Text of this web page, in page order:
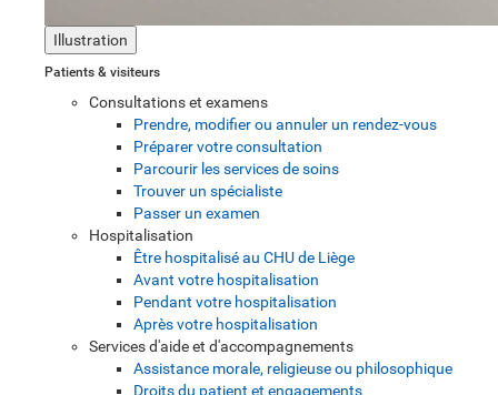
Illustration
Patients & visiteurs
Consultations et examens
Prendre, modifier ou annuler un rendez-vous
Préparer votre consultation
Parcourir les services de soins
Trouver un spécialiste
Passer un examen
Hospitalisation
Être hospitalisé au CHU de Liège
Avant votre hospitalisation
Pendant votre hospitalisation
Après votre hospitalisation
Services d'aide et d'accompagnements
Assistance morale, religieuse ou philosophique
Droits du patient et engagements